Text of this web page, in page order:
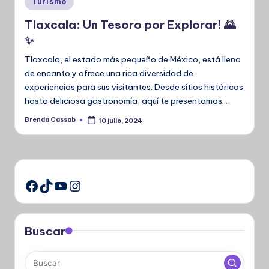
en
Tlaxcala: Un Tesoro por Explorar! 🌄
✨
Tlaxcala, el estado más pequeño de México, está lleno
de encanto y ofrece una rica diversidad de
experiencias para sus visitantes. Desde sitios históricos
hasta deliciosa gastronomía, aquí te presentamos…
Publicado
Brenda Cassab 10 julio, 2024
Facebook
TikTok
YouTube
Instagram
Buscar